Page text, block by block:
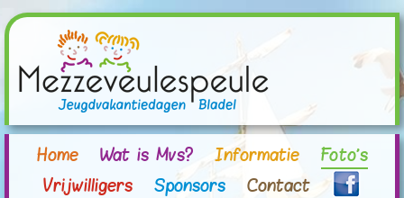
Home Wat is Mvs? Informatie
Foto's
Vrijwilligers
Sponsors Contact